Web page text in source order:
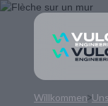
Willkommen